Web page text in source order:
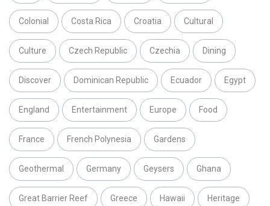
Colonial Costa Rica Croatia Cultural
Culture Czech Republic Czechia Dining
Discover Dominican Republic Ecuador Egypt
England Entertainment Europe Food
France French Polynesia Gardens
Geothermal Germany Geysers Ghana
Great Barrier Reef Greece Hawaii Heritage